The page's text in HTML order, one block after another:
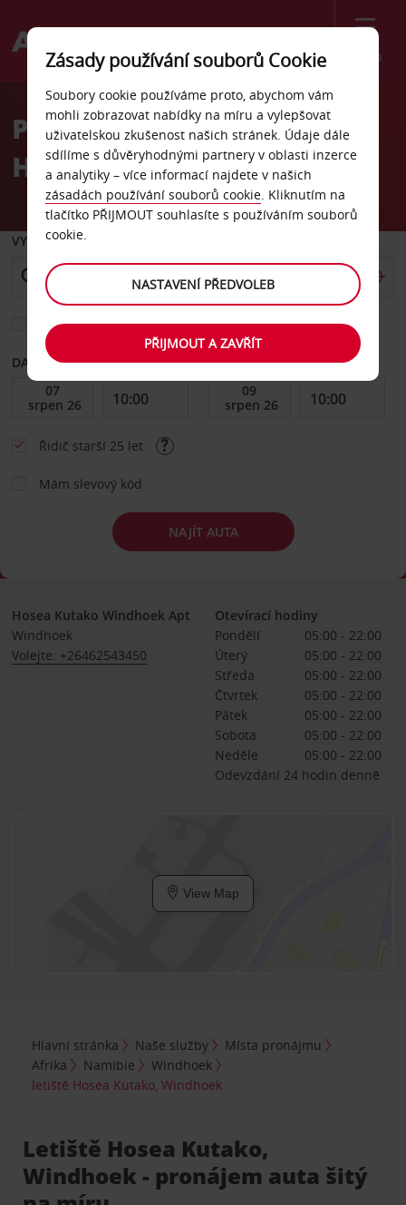
Menu
Welcome
AvisPronájem auta letiště
Hosea Kutako, Windhoek
VYZVEDNOUT Z
Vyberte si jiné místo vrácení
DATUM OD DATUM DO
Řidič starší 25 let
Mám slevový kód
NAJÍT AUTA
Hosea Kutako Windhoek Apt
Windhoek
Volejte: +26462543450
Otevírací hodiny
Pondělí
05:00 - 22:00
Úterý
05:00 - 22:00
Středa
05:00 - 22:00
Čtvrtek
05:00 - 22:00
Pátek
05:00 - 22:00
Sobota
05:00 - 22:00
Neděle
05:00 - 22:00
Odevzdání 24 hodin denně
View Map
Hlavní stránka Naše služby
Místa pronájmu
Afrika
Namibie
Windhoek
letiště Hosea Kutako, Windhoek
Letiště Hosea Kutako,
Windhoek - pronájem auta šitý
Zásady používání souborů Cookie
Soubory cookie používáme proto, abychom vám
mohli zobrazovat nabídky na míru a vylepšovat
uživatelskou zkušenost našich stránek. Údaje dále
sdílíme s důvěryhodnými partnery v oblasti inzerce
a analytiky – více informací najdete v našich
zásadách používání souborů cookie. Kliknutím na
tlačítko PŘIJMOUT souhlasíte s používáním souborů
cookie.
NASTAVENÍ PŘEDVOLEB
PŘIJMOUT A ZAVŘÍT